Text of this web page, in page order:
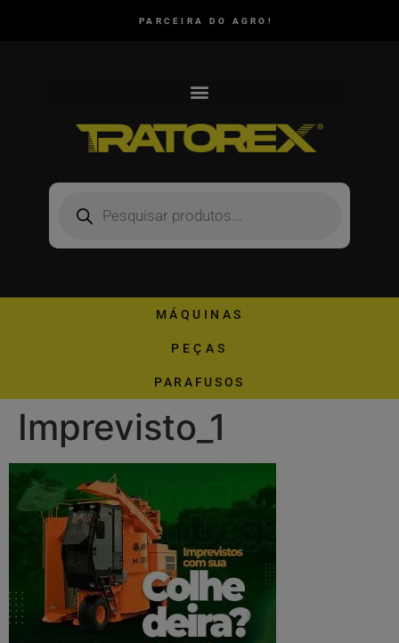
PARCEIRA DO AGRO!
MÁQUINAS
PEÇAS
PARAFUSOS
Imprevisto_1